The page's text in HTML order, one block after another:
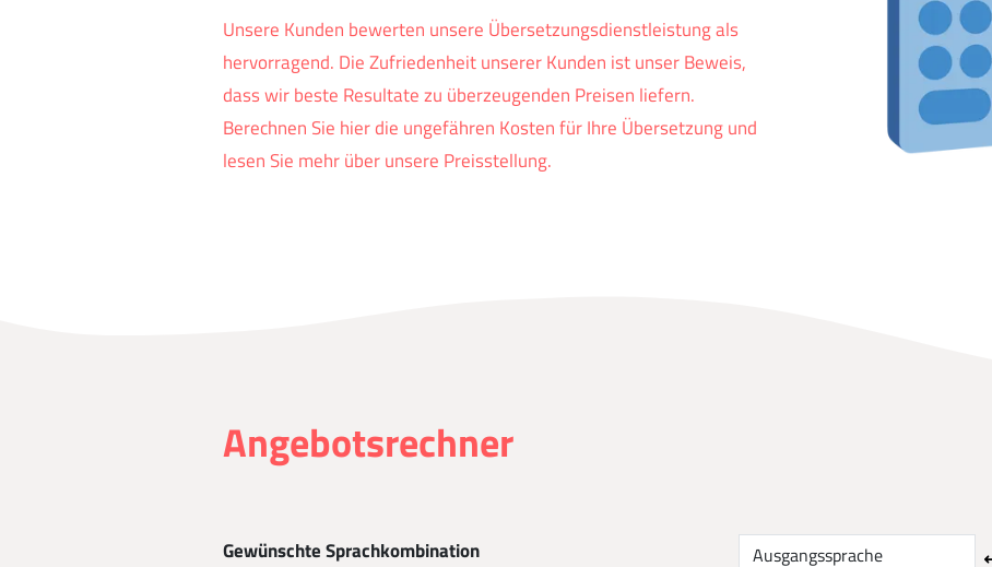
Unsere Kunden bewerten unsere Übersetzungsdienstleistung als
hervorragend. Die Zufriedenheit unserer Kunden ist unser Beweis,
dass wir beste Resultate zu überzeugenden Preisen liefern.
Berechnen Sie hier die ungefähren Kosten für Ihre Übersetzung und
lesen Sie mehr über unsere Preisstellung.
Angebotsrechner
Gewünschte Sprachkombination